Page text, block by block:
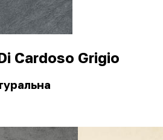
Cardoso Grigio